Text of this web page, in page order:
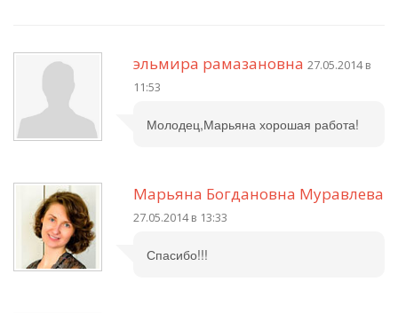
эльмира рамазановна 27.05.2014 в
11:53
Молодец,Марьяна хорошая работа!
Марьяна Богдановна Муравлева
27.05.2014 в 13:33
Спасибо!!!